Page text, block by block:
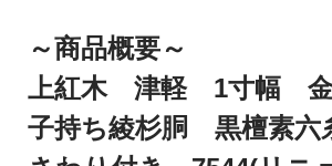
～商品概要～
上紅木 津軽 1寸幅
子持ち綾杉胴 黒檀素